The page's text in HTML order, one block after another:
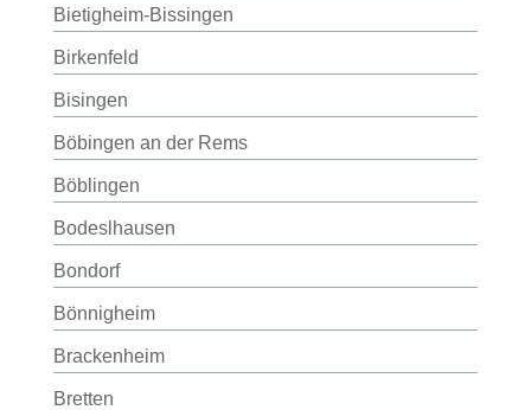
Bietigheim-Bissingen
Birkenfeld
Bisingen
Böbingen an der Rems
Böblingen
Bodeslhausen
Bondorf
Bönnigheim
Brackenheim
Bretten